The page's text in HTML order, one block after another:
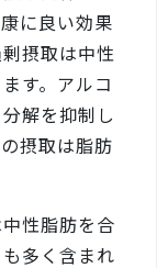
に良い効果
摂取は中性
す。アルコ
解を抑制し
摂取は脂肪
性脂肪を合
多く含まれ